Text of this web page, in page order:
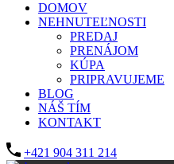
DOMOV
NEHNUTEĽNOSTI
PREDAJ
PRENÁJOM
KÚPA
PRIPRAVUJEME
BLOG
NÁŠ TÍM
KONTAKT
+421 904 311 214